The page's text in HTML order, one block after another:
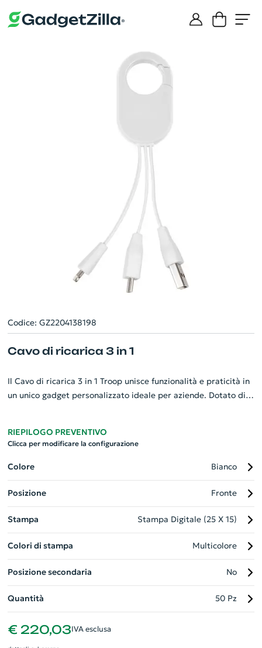
Codice: GZ2204138198
Cavo di ricarica 3 in 1
Il Cavo di ricarica 3 in 1 Troop unisce funzionalità e praticità in
un unico gadget personalizzato ideale per aziende. Dotato di
Unico nel suo genere, questo cavo di ricarica è progettato con
attaccato alla borsa, garantendo così energia sempre a
portata di mano. Un accessorio indispensabile dal design
elegante e versatile.
RIEPILOGO PREVENTIVO
Clicca per modificare la configurazione
Colore Bianco
Posizione Fronte
Stampa Stampa Digitale (25 X 15)
Colori di stampa Multicolore
Posizione secondaria No
Quantità 50 Pz
€ 220,03IVA esclusa